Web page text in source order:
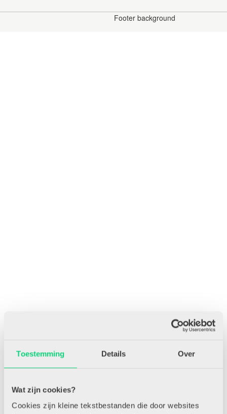
Toestemming Details Over
Wat zijn cookies?
Cookies zijn kleine tekstbestanden die door websites